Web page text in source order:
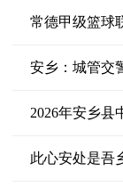
常德甲级篮球
安乡：城管交
2026年安乡县
此心安处是吾